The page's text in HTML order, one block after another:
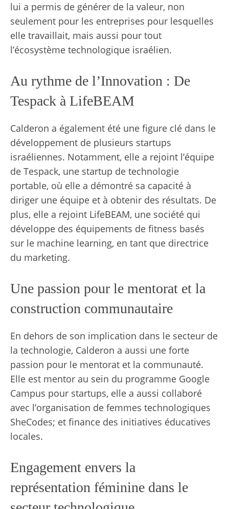
lui a permis de générer de la valeur, non
seulement pour les entreprises pour lesquelles
elle travaillait, mais aussi pour tout
l’écosystème technologique israélien.
Au rythme de l’Innovation : De
Tespack à LifeBEAM
Calderon a également été une figure clé dans le
développement de plusieurs startups
israéliennes. Notamment, elle a rejoint l’équipe
de Tespack, une startup de technologie
portable, où elle a démontré sa capacité à
diriger une équipe et à obtenir des résultats. De
plus, elle a rejoint LifeBEAM, une société qui
développe des équipements de fitness basés
sur le machine learning, en tant que directrice
du marketing.
Une passion pour le mentorat et la
construction communautaire
En dehors de son implication dans le secteur de
la technologie, Calderon a aussi une forte
passion pour le mentorat et la communauté.
Elle est mentor au sein du programme Google
Campus pour startups, elle a aussi collaboré
avec l’organisation de femmes technologiques
SheCodes; et finance des initiatives éducatives
locales.
Engagement envers la
représentation féminine dans le